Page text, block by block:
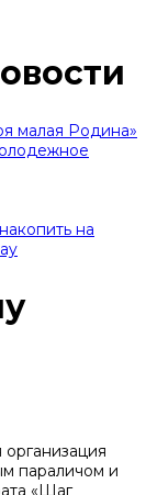
малая Родина»
на
параличом и
«Шаг